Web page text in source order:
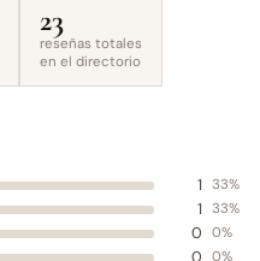
23
reseñas totales
en el directorio
1 33%
1 33%
0 0%
0 0%